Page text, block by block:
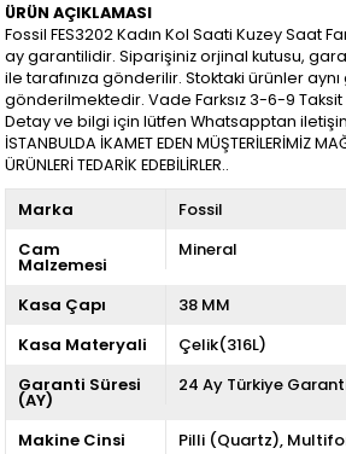
ÜRÜN AÇIKLAMASI
Fossil FES3202 Kadın Kol Saati Kuzey Saat
ay garantilidir. Siparişiniz orjinal kutusu,
ile tarafınıza gönderilir. Stoktaki ürünler
gönderilmektedir. Vade Farksız 3-6-9 Taksit
Detay ve bilgi için lütfen Whatsapptan
İSTANBULDA İKAMET EDEN MÜŞTERİLERİMİZ
ÜRÜNLERİ TEDARİK EDEBİLİRLER..
Marka
Fossil
Cam
Malzemesi
Mineral
Kasa Çapı
38 MM
Kasa Materyali
Çelik(316L)
Garanti Süresi
(AY)
24 Ay Türkiye
Makine Cinsi Pilli (Quartz)